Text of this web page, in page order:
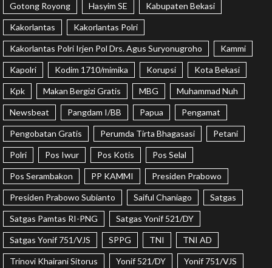
Gotong Royong Hasyim SE Kabupaten Bekasi
Kakorlantas Kakorlantas Polri
Kakorlantas Polri Irjen Pol Drs. Agus Suryonugroho Kammi
Kapolri Kodim 1710/mimika Korupsi Kota Bekasi
Kpk Makan Bergizi Gratis MBG Muhammad Nuh
Newsbeat Pangdam I/BB Papua Pengamat
Pengobatan Gratis Perumda Tirta Bhagasasi Petani
Polri Pos Iwur Pos Kotis Pos Selal
Pos Serambakon PP KAMMI Presiden Prabowo
Presiden Prabowo Subianto Saiful Chaniago Satgas
Satgas Pamtas RI-PNG Satgas Yonif 521/DY
Satgas Yonif 751/VJS SPPG TNI TNI AD
Trinovi Khairani Sitorus Yonif 521/DY Yonif 751/VJS